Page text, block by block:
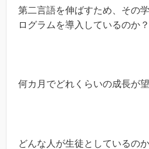
第二言語を伸ばすため、その
ログラムを導入しているのか？
何カ月でどれくらいの成長が
どんな人が生徒としているの